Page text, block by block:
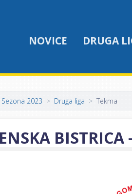
NOVICE DRUGA
Sezona 2023 Druga liga Tekma